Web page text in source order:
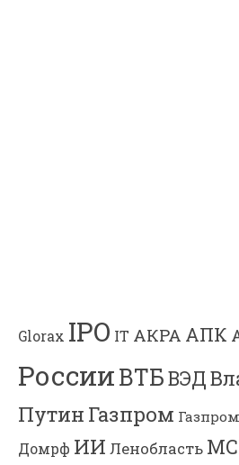
Glorax IPO IT АКРА АПК
РоссииВТБВЭД
Путин Газпром
Домрф ИИ Ленобласть